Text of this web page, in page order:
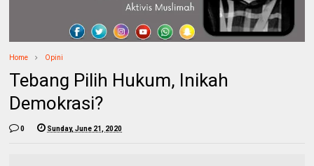
Home Opini
Tebang Pilih Hukum, Inikah
Demokrasi?
0 Sunday, June 21, 2020